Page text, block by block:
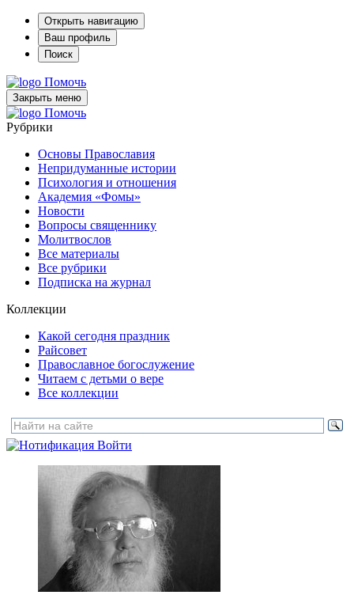
Открыть навигацию
Ваш профиль
Поиск
Помочь
Закрыть меню
Помочь
Рубрики
Основы Православия
Непридуманные истории
Психология и отношения
Академия «Фомы»
Новости
Вопросы священнику
Молитвослов
Все материалы
Все рубрики
Подписка на журнал
Коллекции
Какой сегодня праздник
Райсовет
Православное богослужение
Читаем с детьми о вере
Все коллекции
Войти